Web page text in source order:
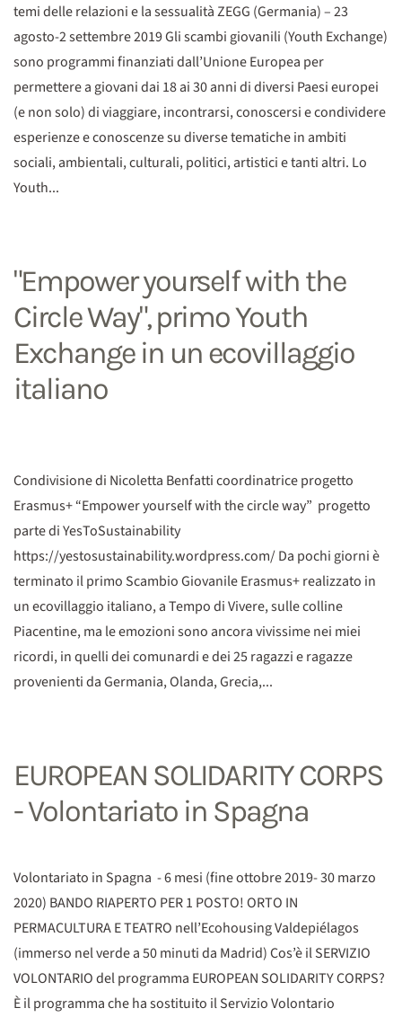
temi delle relazioni e la sessualità ZEGG (Germania) – 23
agosto-2 settembre 2019 Gli scambi giovanili (Youth Exchange)
sono programmi finanziati dall’Unione Europea per
permettere a giovani dai 18 ai 30 anni di diversi Paesi europei
(e non solo) di viaggiare, incontrarsi, conoscersi e condividere
esperienze e conoscenze su diverse tematiche in ambiti
sociali, ambientali, culturali, politici, artistici e tanti altri. Lo
Youth...
"Empower yourself with the
Circle Way", primo Youth
Exchange in un ecovillaggio
italiano
Condivisione di Nicoletta Benfatti coordinatrice progetto
Erasmus+ “Empower yourself with the circle way” progetto
parte di YesToSustainability
https://yestosustainability.wordpress.com/ Da pochi giorni è
terminato il primo Scambio Giovanile Erasmus+ realizzato in
un ecovillaggio italiano, a Tempo di Vivere, sulle colline
Piacentine, ma le emozioni sono ancora vivissime nei miei
ricordi, in quelli dei comunardi e dei 25 ragazzi e ragazze
provenienti da Germania, Olanda, Grecia,...
EUROPEAN SOLIDARITY CORPS
- Volontariato in Spagna
Volontariato in Spagna - 6 mesi (fine ottobre 2019- 30 marzo
2020) BANDO RIAPERTO PER 1 POSTO! ORTO IN
PERMACULTURA E TEATRO nell’Ecohousing Valdepiélagos
(immerso nel verde a 50 minuti da Madrid) Cos’è il SERVIZIO
VOLONTARIO del programma EUROPEAN SOLIDARITY CORPS?
È il programma che ha sostituito il Servizio Volontario